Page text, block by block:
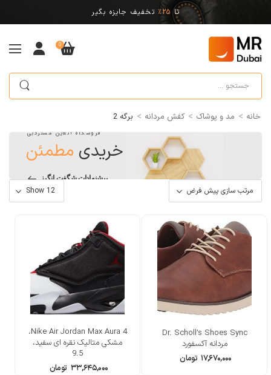
تا 25% تخفیف جایزه بگیر
0
خانه > مد و پوشاک > کفش مردانه > برگه 2
فروشگاه آنلاین مستردبی
خریدی مطمئن
پیشنهادات شگفت انگیز
Dr. Scholl’s Shoes Sync
مردانه آکسفورد
۱۷,۶۷۰,۰۰۰ تومان
Nike Air Jordan Max Aura 4،
مشکی متالیک نقره ای سفید،
9.5
۳۳,۶۴۵,۰۰۰ تومان